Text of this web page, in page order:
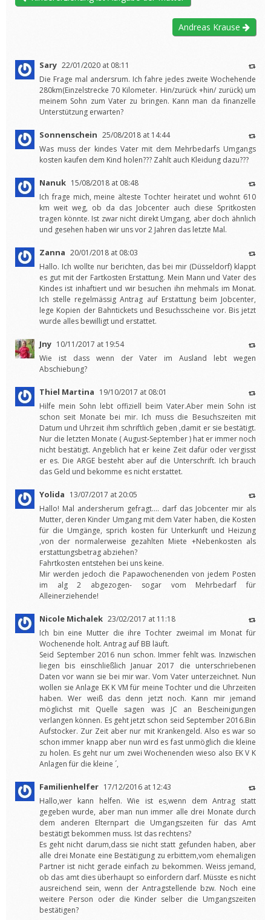
Andreas Krause
Sary 22/01/2020 at 08:11
Die Frage mal andersrum. Ich fahre jedes zweite Wochehende
280km(Einzelstrecke 70 Kilometer. Hin/zurück +hin/ zurück) um
meinem Sohn zum Vater zu bringen. Kann man da finanzelle
Unterstützung erwarten?
Sonnenschein 25/08/2018 at 14:44
Was muss der kindes Vater mit dem Mehrbedarfs Umgangs
kosten kaufen dem Kind holen??? Zahlt auch Kleidung dazu???
Nanuk 15/08/2018 at 08:48
Ich frage mich, meine älteste Tochter heiratet und wohnt 610
km weit weg, ob da das Jobcenter auch diese Spritkosten
tragen könnte. Ist zwar nicht direkt Umgang, aber doch ähnlich
und gesehen haben wir uns vor 2 Jahren das letzte Mal.
Zanna 20/01/2018 at 08:03
Hallo. Ich wollte nur berichten, das bei mir (Düsseldorf) klappt
es gut mit der Fartkosten Erstattung. Mein Mann und Vater des
Kindes ist inhaftiert und wir besuchen ihn mehmals im Monat.
Ich stelle regelmässig Antrag auf Erstattung beim Jobcenter,
lege Kopien der Bahntickets und Besuchsscheine vor. Bis jetzt
wurde alles bewilligt und erstattet.
Jny 10/11/2017 at 19:54
Wie ist dass wenn der Vater im Ausland lebt wegen
Abschiebung?
Thiel Martina 19/10/2017 at 08:01
Hilfe mein Sohn lebt offiziell beim Vater.Aber mein Sohn ist
schon seit Monate bei mir. Ich muss die Besuchszeiten mit
Datum und Uhrzeit ihm schriftlich geben ,damit er sie bestätigt.
Nur die letzten Monate ( August-September ) hat er immer noch
nicht bestätigt. Angeblich hat er keine Zeit dafür oder vergisst
er es. Die ARGE besteht aber auf die Unterschrift. Ich brauch
das Geld und bekomme es nicht erstattet.
Yolida 13/07/2017 at 20:05
Hallo! Mal andersherum gefragt…. darf das Jobcenter mir als
Mutter, deren Kinder Umgang mit dem Vater haben, die Kosten
für die Umgänge, sprich kosten für Unterkunft und Heizung
,von der normalerweise gezahlten Miete +Nebenkosten als
erstattungsbetrag abziehen?
Fahrtkosten entstehen bei uns keine.
Mir werden jedoch die Papawochenenden von jedem Posten
im alg 2 abgezogen- sogar vom Mehrbedarf für
Alleinerziehende!
Nicole Michalek 23/02/2017 at 11:18
Ich bin eine Mutter die ihre Tochter zweimal im Monat für
Wochenende holt. Antrag auf BB läuft.
Seid September 2016 nun schon. Immer fehlt was. Inzwischen
liegen bis einschließlich Januar 2017 die unterschriebenen
Daten vor wann sie bei mir war. Vom Vater unterzeichnet. Nun
wollen sie Anlage EK K VM für meine Tochter und die Uhrzeiten
haben. Wer weiß das denn jetzt noch. Kann mir jemand
möglichst mit Quelle sagen was JC an Bescheinigungen
verlangen können. Es geht jetzt schon seid September 2016.Bin
Aufstocker. Zur Zeit aber nur mit Krankengeld. Also es war so
schon immer knapp aber nun wird es fast unmöglich die kleine
zu holen. Es geht nur um zwei Wochenenden wieso also EK V K
Anlagen für die kleine ´,
Familienhelfer 17/12/2016 at 12:43
Hallo,wer kann helfen. Wie ist es,wenn dem Antrag statt
gegeben wurde, aber man nun immer alle drei Monate durch
dem anderen Elternpart die Umgangszeiten für das Amt
bestätigt bekommen muss. Ist das rechtens?
Es geht nicht darum,dass sie nicht statt gefunden haben, aber
alle drei Monate eine Bestätigung zu erbittem,vom ehemaligen
Partner ist nicht gerade einfach zu bekommen. Weiss jemand,
ob das amt dies überhaupt so einfordern darf. Müsste es nicht
ausreichend sein, wenn der Antragstellende bzw. Noch eine
weitere Person oder die Kinder selber die Umgangszeiten
bestätigen?